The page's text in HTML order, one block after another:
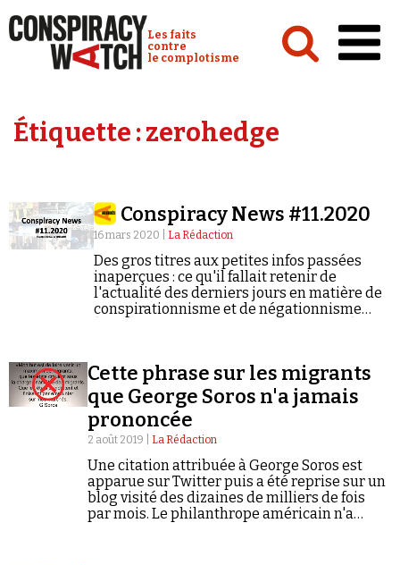
Conspiracy Watch :
Les faits
contre
le complotisme
Analyses
Vidéos
Revues de presse
Newsletter
Étiquette :zerohedge
Conspiracy News #11.2020
16 mars 2020 | La Rédaction
Des gros titres aux petites infos passées
inaperçues : ce qu'il fallait retenir de
l'actualité des derniers jours en matière de
conspirationnisme et de négationnisme
Cette phrase sur les migrants
que George Soros n'a jamais
prononcée
2 août 2019 | La Rédaction
Une citation attribuée à George Soros est
apparue sur Twitter puis a été reprise sur un
blog visité des dizaines de milliers de fois
par mois. Le philanthrope américain n'a